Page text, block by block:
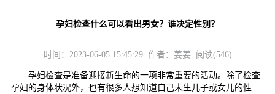
孕妇检查什么可以看出男女？谁决定性别？
时间：2023-06-05 15:45:29 作者：姜姜 阅读(546)
孕妇检查是准备迎接新生命的一项非常重要的活动。除了检查
孕妇的身体状况外，也有很多人想知道自己未生儿子或女儿的性